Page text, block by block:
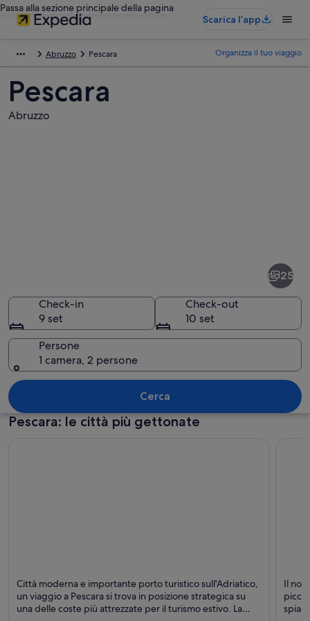
Passa alla sezione principale della pagina
Scarica l’app
Abruzzo Pescara Organizza il tuo viaggio
Pescara
Abruzzo
Un ampio e moderno ponte che
25
Check-in
9 set
Check-out
10 set
Persone
1 camera, 2 persone
Cerca
Pescara: le città più gettonate
Spiagge, Interesse storico e Bungee jumping
Città moderna e importante porto turistico sull'Adriatico,
un viaggio a Pescara si trova in posizione strategica su
una delle coste più attrezzate per il turismo estivo. La
Il